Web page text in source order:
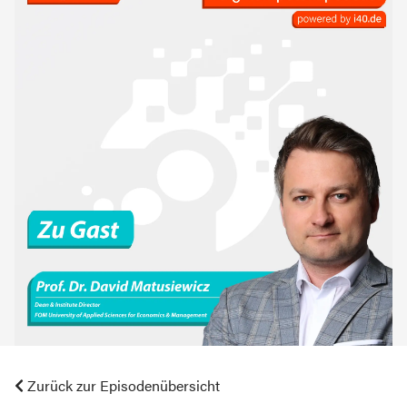
Zurück zur Episodenübersicht